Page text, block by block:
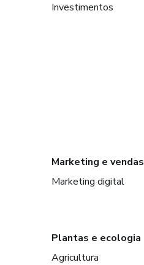
Investimentos
Marketing e vendas
Marketing digital
Plantas e ecologia
Agricultura